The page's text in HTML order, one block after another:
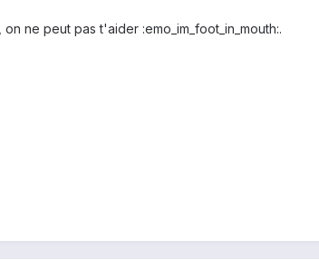
ne peut pas t'aider :emo_im_foot_in_mouth:.